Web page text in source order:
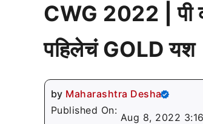
CWG 2022 | पी
पहिलेचं GOLD यश
by Maharashtra Desha
Published On:
Aug 8, 2022